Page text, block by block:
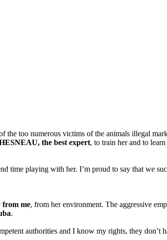
the too numerous victims of the animals illegal
the best expert, to train her and to
time playing with her. I’m proud to say that we
from me, from her environment. The aggressive
.
authorities and I know my rights, they don’t